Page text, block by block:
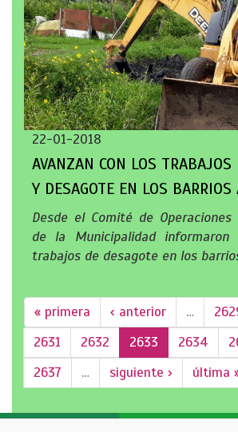
22-01-2018
AVANZAN CON LOS
Y DESAGOTE EN LOS BARRIOS
Desde el Comité de Operaciones
de la Municipalidad informaron
trabajos de desagote en los
« primera ‹ anterior …
2631
2632 2633 2634
2637
… siguiente › última